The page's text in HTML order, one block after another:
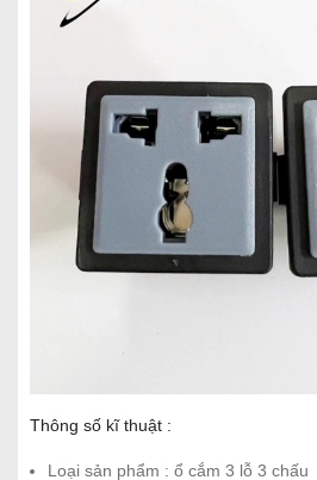
Thông số kĩ thuật :
Loại sản phẩm : ổ cắm 3 lỗ 3 chấu